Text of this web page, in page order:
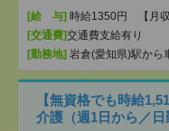
[給 与] 時給1350円 【月
[交通費]交通費支給有り
[勤務地] 岩倉(愛知県)駅から
【無資格でも時給
介護（週1日から／